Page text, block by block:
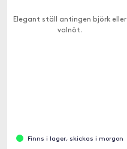
Elegant ställ antingen björk eller
valnöt.
Finns i lager, skickas i morgon